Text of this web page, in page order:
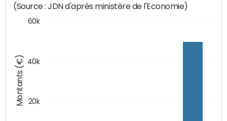
Montants (€)
(Source : JDN d'après ministère de l'Economie)
20k
40k
60k